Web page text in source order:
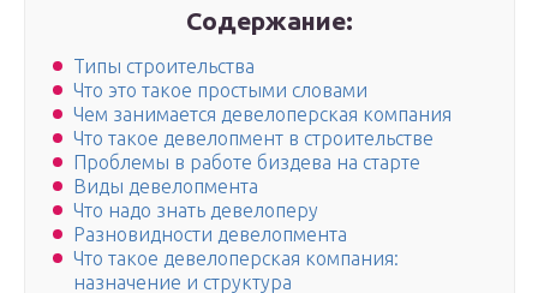
Содержание:
Типы строительства
Что это такое простыми словами
Чем занимается девелоперская компания
Что такое девелопмент в строительстве
Проблемы в работе биздева на старте
Виды девелопмента
Что надо знать девелоперу
Разновидности девелопмента
Что такое девелоперская компания:
назначение и структура